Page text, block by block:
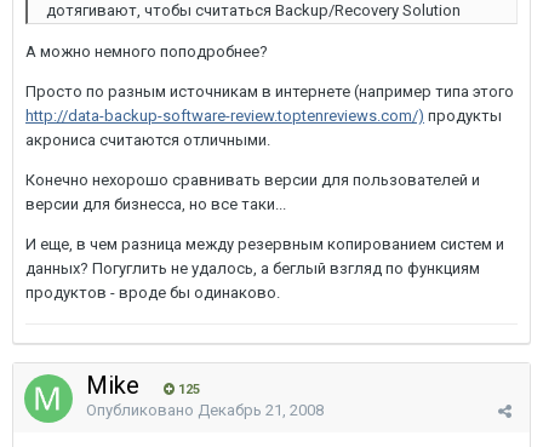
дотягивают, чтобы считаться Backup/Recovery Solution
А можно немного поподробнее?
Просто по разным источникам в интернете (например типа этого
http://data-backup-software-review.toptenreviews.com/) продукты
акрониса считаются отличными.
Конечно нехорошо сравнивать версии для пользователей и
версии для бизнесса, но все таки...
И еще, в чем разница между резервным копированием систем и
данных? Погуглить не удалось, а беглый взгляд по функциям
продуктов - вроде бы одинаково.
Mike 125
Опубликовано Декабрь 21, 2008